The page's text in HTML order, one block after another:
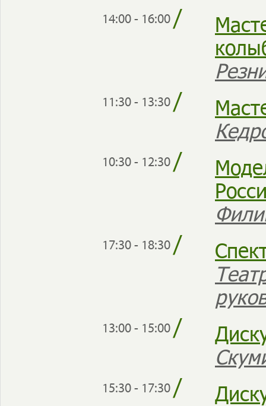
14:00 - 16:00/
11:30 - 13:30/
10:30 - 12:30/
17:30 - 18:30/
13:00 - 15:00/
15:30 - 17:30/